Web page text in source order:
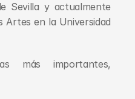
Sevilla y actualmente
Artes en la Universidad
más importantes,